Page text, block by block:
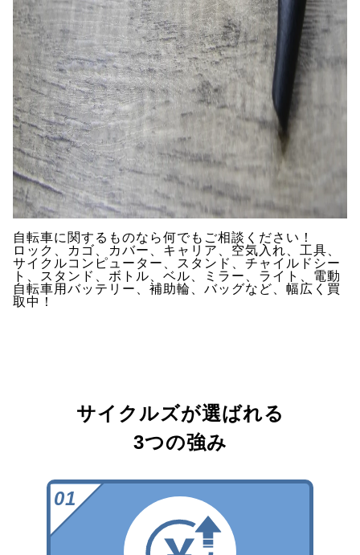
自転車に関するものなら何でもご相談ください！
ロック、カゴ、カバー、キャリア、空気入れ、工具、
サイクルコンピューター、スタンド、チャイルドシー
ト、スタンド、ボトル、ベル、ミラー、ライト、電動
自転車用バッテリー、補助輪、バッグなど、幅広く買
取中！
サイクルズが選ばれる
3つの強み